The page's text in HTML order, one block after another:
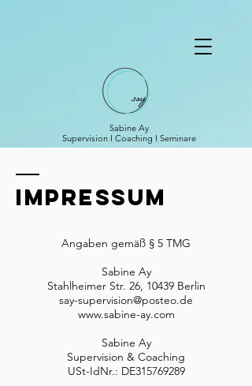
Sabine Ay
Supervision I Coaching I Seminare
Impressum
Angaben gemäß § 5 TMG
​Sabine Ay
Stahlheimer Str. 26, 10439 Berlin
say-supervision@posteo.de
www.sabine-ay.com
Sabine Ay
Supervision & Coaching
USt-IdNr.: DE315769289​